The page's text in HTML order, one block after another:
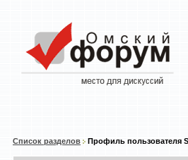
Список разделов Профиль пользователя